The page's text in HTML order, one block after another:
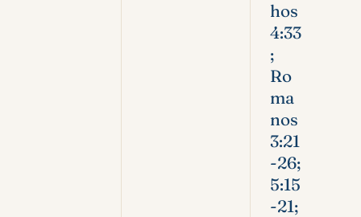
hos
4:33
;
Ro
ma
nos
3:21
-26;
5:15
-21;